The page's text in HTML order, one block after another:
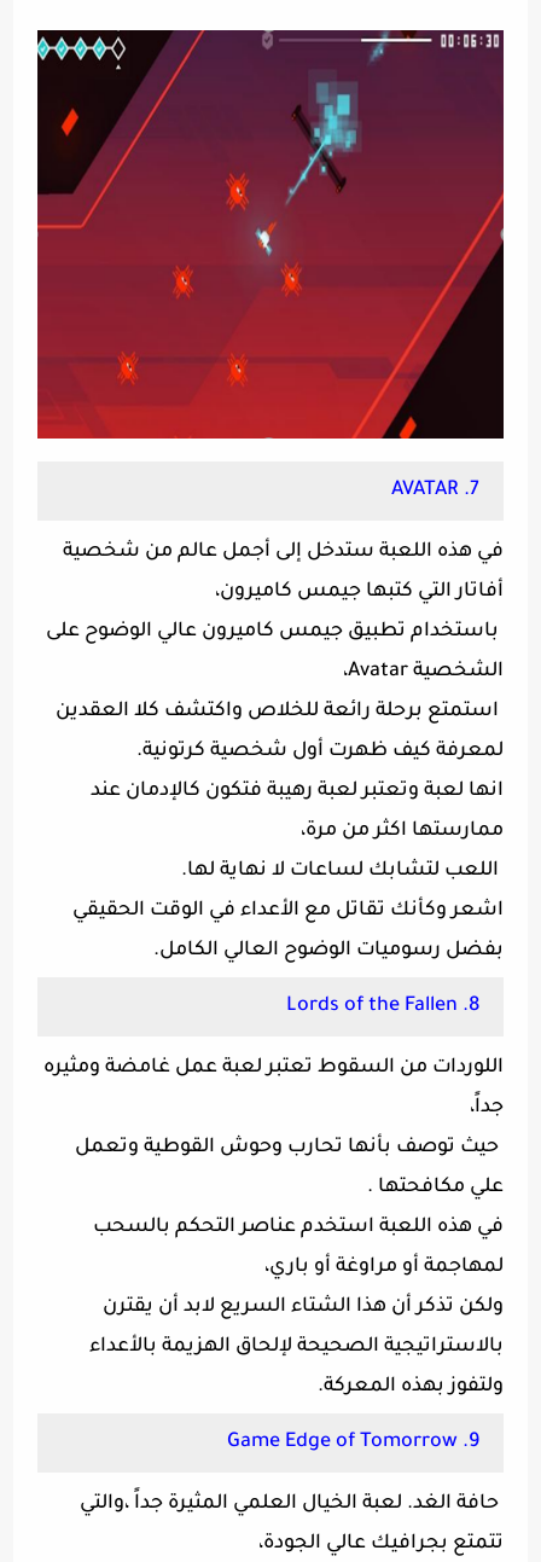
7. AVATAR
في هذه اللعبة ستدخل إلى أجمل عالم من شخصية
أفاتار التي كتبها جيمس كاميرون،
باستخدام تطبيق جيمس كاميرون عالي الوضوح على
الشخصية Avatar،
استمتع برحلة رائعة للخلاص واكتشف كلا العقدين
لمعرفة كيف ظهرت أول شخصية كرتونية.
انها لعبة وتعتبر لعبة رهيبة فتكون كالإدمان عند
ممارستها اكثر من مرة،
اللعب لتشابك لساعات لا نهاية لها.
اشعر وكأنك تقاتل مع الأعداء في الوقت الحقيقي
بفضل رسوميات الوضوح العالي الكامل.
8. Lords of the Fallen
اللوردات من السقوط تعتبر لعبة عمل غامضة ومثيره
جداً،
حيث توصف بأنها تحارب وحوش القوطية وتعمل
علي مكافحتها .
في هذه اللعبة استخدم عناصر التحكم بالسحب
لمهاجمة أو مراوغة أو باري،
ولكن تذكر أن هذا الشتاء السريع لابد أن يقترن
بالاستراتيجية الصحيحة لإلحاق الهزيمة بالأعداء
ولتفوز بهذه المعركة.
9. Game Edge of Tomorrow
حافة الغد. لعبة الخيال العلمي المثيرة جداً ،والتي
تتمتع بجرافيك عالي الجودة،